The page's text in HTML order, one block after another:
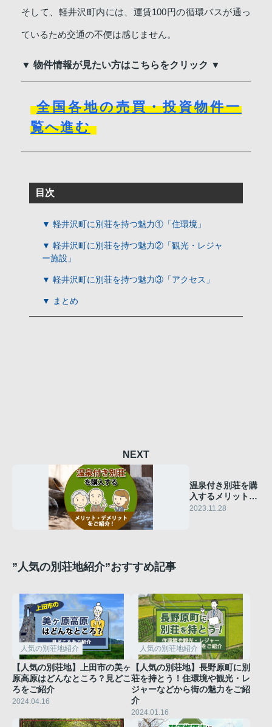
そして、軽井沢町内には、運賃100円の循環バスが通っ
ているため交通の不便は感じません。
▼ 物件情報が見たい方はこちらをクリック ▼
全国各地の売買・投資物件一
覧へ進む
目次
▼ 軽井沢町に別荘を持つ魅力①「住環境」
▼ 軽井沢町に別荘を持つ魅力②「観光・レジャ
ー施設」
▼ 軽井沢町に別荘を持つ魅力③「アクセス」
▼ まとめ
NEXT
温泉付き別荘を購
入するメリット・
デメリットをご紹
2023.11.28
”人気の別荘地紹介”おすすめ記事
人気の別荘地紹介
【人気の別荘地】上田市の美ヶ
原高原はどんなところ？見どこ
ろをご紹介
2024.04.16
人気の別荘地紹介
【人気の別荘地】長野原町に別
荘を持とう！住環境や観光・レ
ジャーなどから街の魅力をご紹
介
2024.01.16